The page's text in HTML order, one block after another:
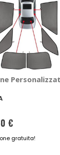
Citroen
€
gratuita!